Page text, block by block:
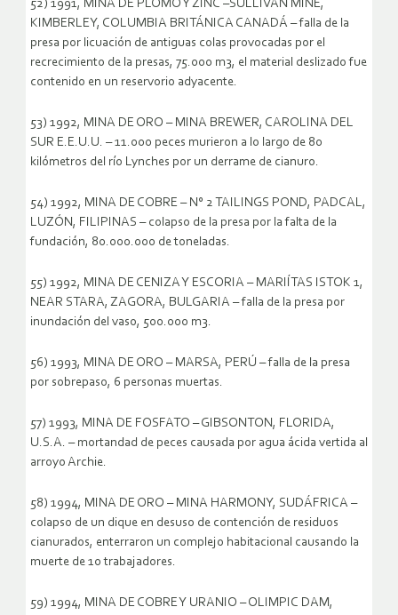
52) 1991, MINA DE PLOMO Y ZINC –SULLIVAN MINE,
KIMBERLEY, COLUMBIA BRITÁNICA CANADÁ – falla de la
presa por licuación de antiguas colas provocadas por el
recrecimiento de la presas, 75.000 m3, el material deslizado fue
contenido en un reservorio adyacente.
53) 1992, MINA DE ORO – MINA BREWER, CAROLINA DEL
SUR E.E.U.U. – 11.000 peces murieron a lo largo de 80
kilómetros del río Lynches por un derrame de cianuro.
54) 1992, MINA DE COBRE – N° 2 TAILINGS POND, PADCAL,
LUZÓN, FILIPINAS – colapso de la presa por la falta de la
fundación, 80.000.000 de toneladas.
55) 1992, MINA DE CENIZA Y ESCORIA – MARIÍTAS ISTOK 1,
NEAR STARA, ZAGORA, BULGARIA – falla de la presa por
inundación del vaso, 500.000 m3.
56) 1993, MINA DE ORO – MARSA, PERÚ – falla de la presa
por sobrepaso, 6 personas muertas.
57) 1993, MINA DE FOSFATO – GIBSONTON, FLORIDA,
U.S.A. – mortandad de peces causada por agua ácida vertida al
arroyo Archie.
58) 1994, MINA DE ORO – MINA HARMONY, SUDÁFRICA –
colapso de un dique en desuso de contención de residuos
cianurados, enterraron un complejo habitacional causando la
muerte de 10 trabajadores.
59) 1994, MINA DE COBRE Y URANIO – OLIMPIC DAM,